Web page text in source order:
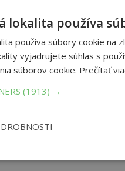
v malém pokoji, bez jídla a
s lidskou psychikou, která je
cíle, ale stačí moment a
strán: 320
Pevná s přebalem
lokalita používa
používa súbory cookie na
vyjadrujete súhlas s
súborov cookie. Prečítať
(1913) →